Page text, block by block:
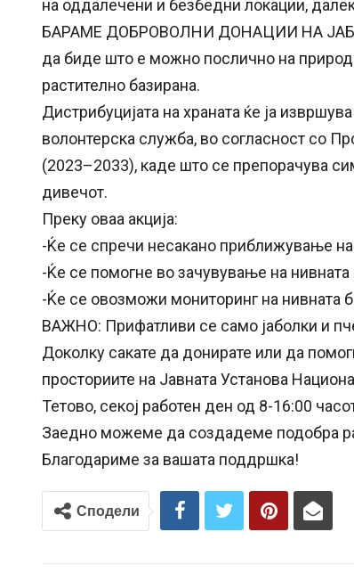
на оддалечени и безбедни локации,
БАРАМЕ ДОБРОВОЛНИ ДОНАЦИИ НА
да биде што е можно послично на
растително базирана.
Дистрибуцијата на храната ќе ја
волонтерска служба, во согласност со
(2023–2033), каде што се препорачува
дивечот.
Преку оваа акција:
-Ќе се спречи несакано приближување
-Ќе се помогне во зачувување на
-Ќе се овозможи мониторинг на нивната
ВАЖНО: Прифатливи се само јаболки и
Доколку сакате да донирате или да
просториите на Јавната Установа
Тетово, секој работен ден од 8-16:00
Заедно можеме да создадеме подобра
Благодариме за вашата поддршка!
Сподели